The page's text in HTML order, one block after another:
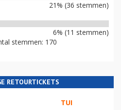
21% (36 stemmen)
6% (11 stemmen)
stemmen: 170
RETOURTICKETS
TUI